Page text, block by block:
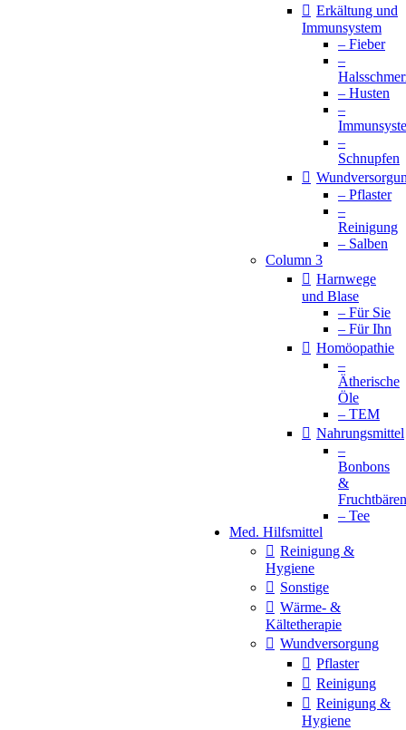
Erkältung und
Immunsystem
– Fieber
–
– Husten
–
–
Schnupfen
– Pflaster
–
Reinigung
– Salben
Column 3
Harnwege
und Blase
– Für Sie
– Für Ihn
Homöopathie
–
Ätherische
Öle
– TEM
Nahrungsmittel
–
Bonbons
&
Fruchtbären
– Tee
Med. Hilfsmittel
Reinigung &
Hygiene
Sonstige
Wärme- &
Kältetherapie
Wundversorgung
Pflaster
Reinigung
Reinigung &
Hygiene